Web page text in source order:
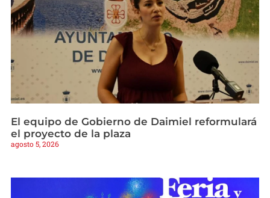
El equipo de Gobierno de Daimiel reformulará
el proyecto de la plaza
agosto 5, 2026